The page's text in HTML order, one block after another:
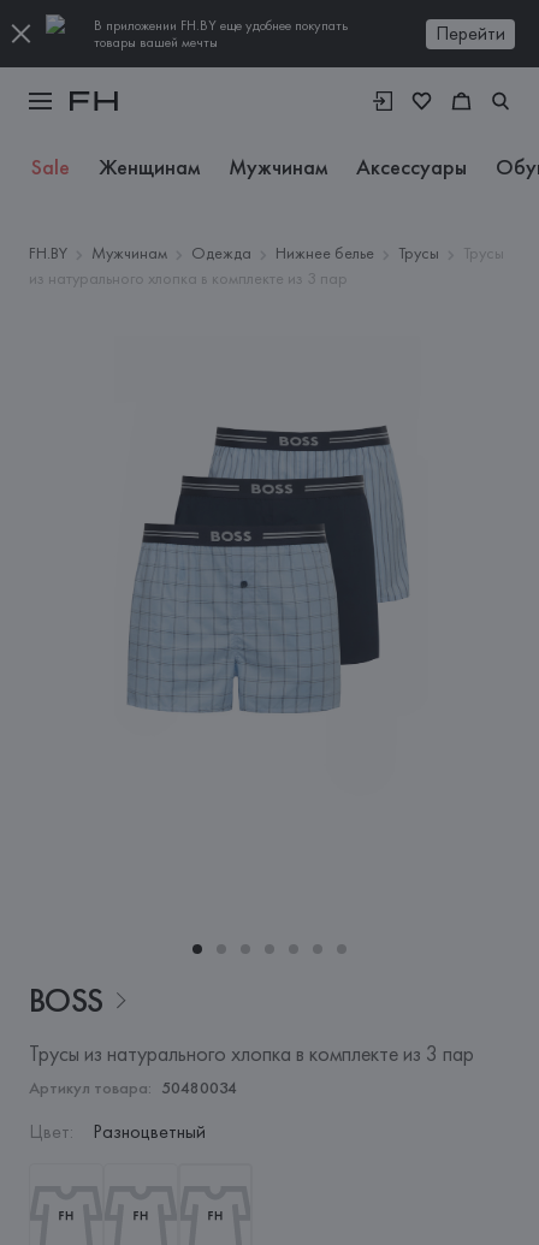
В приложении FH.BY еще удобнее покупать
товары вашей мечты
Перейти
Sale Женщинам Мужчинам Аксессуары
FH.BY Мужчинам Одежда Нижнее белье Трусы
Трусы
из натурального хлопка в комплекте из 3 пар
BOSS
Трусы из натурального хлопка в комплекте из 3 пар
Артикул товара: 50480034
Цвет: Разноцветный